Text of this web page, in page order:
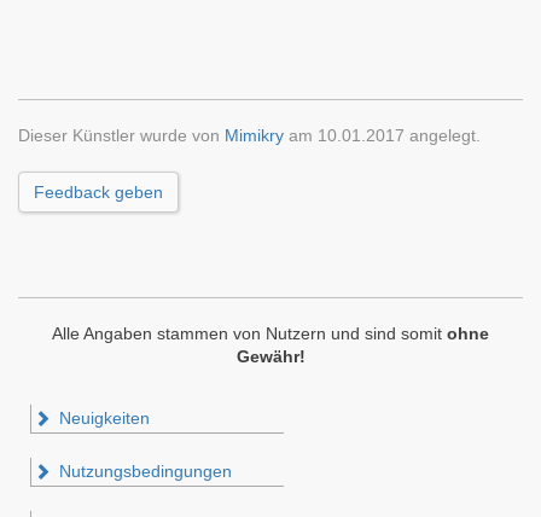
Dieser Künstler wurde von Mimikry am 10.01.2017 angelegt.
Feedback geben
Alle Angaben stammen von Nutzern und sind somit ohne
Gewähr!
Neuigkeiten
Nutzungsbedingungen